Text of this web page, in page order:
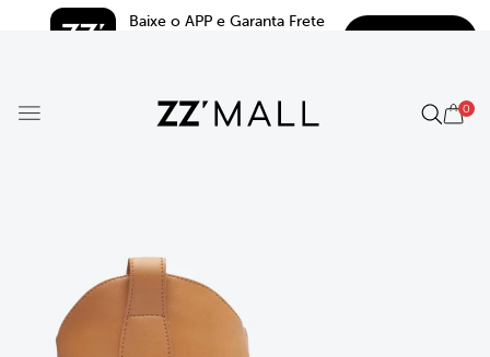
Baixe o APP e Garanta Frete
0